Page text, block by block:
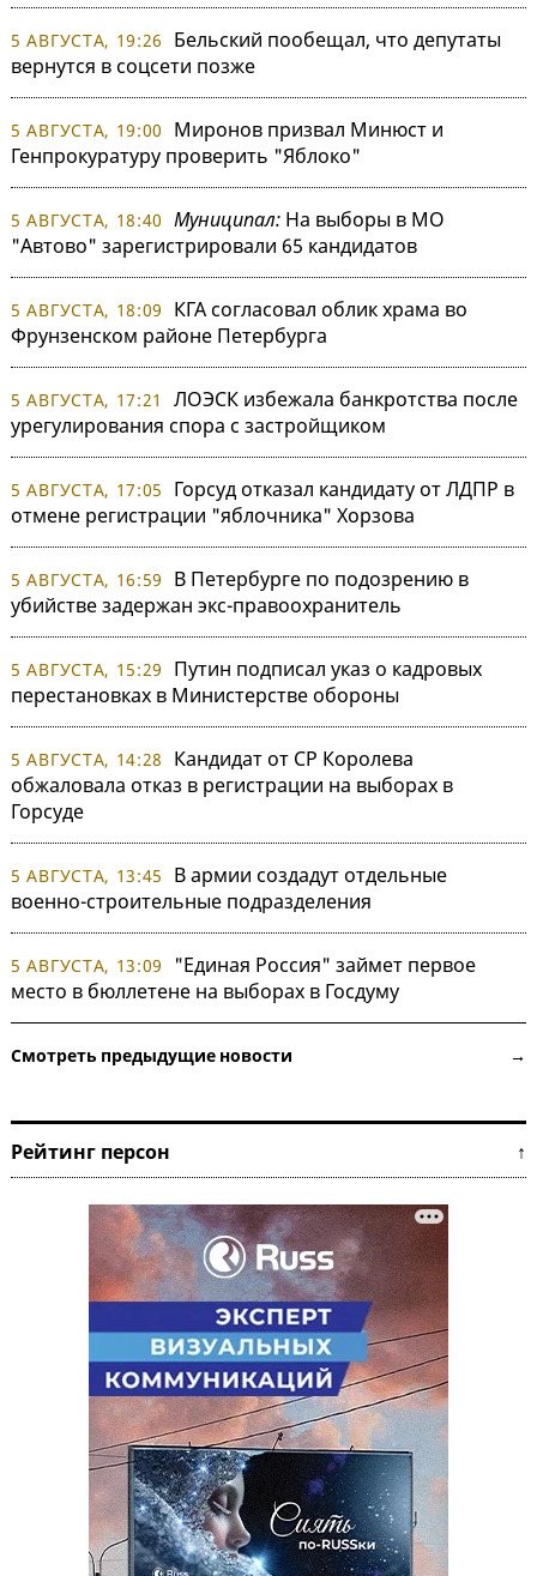
5 АВГУСТА, 19:26
Бельский пообещал, что депутаты
вернутся в соцсети позже
5 АВГУСТА, 19:00
Миронов призвал Минюст и
Генпрокуратуру проверить "Яблоко"
5 АВГУСТА, 18:40 Муниципал: На выборы в МО
"Автово" зарегистрировали 65 кандидатов
5 АВГУСТА, 18:09
КГА согласовал облик храма во
Фрунзенском районе Петербурга
5 АВГУСТА, 17:21
ЛОЭСК избежала банкротства после
урегулирования спора с застройщиком
5 АВГУСТА, 17:05
Горсуд отказал кандидату от ЛДПР в
отмене регистрации "яблочника" Хорзова
5 АВГУСТА, 16:59
В Петербурге по подозрению в
убийстве задержан экс-правоохранитель
5 АВГУСТА, 15:29
Путин подписал указ о кадровых
перестановках в Министерстве обороны
5 АВГУСТА, 14:28
Кандидат от СР Королева
обжаловала отказ в регистрации на выборах в
Горсуде
5 АВГУСТА, 13:45
В армии создадут отдельные
военно-строительные подразделения
5 АВГУСТА, 13:09
"Единая Россия" займет первое
место в бюллетене на выборах в Госдуму
Смотреть предыдущие новости →
Рейтинг персон ↑